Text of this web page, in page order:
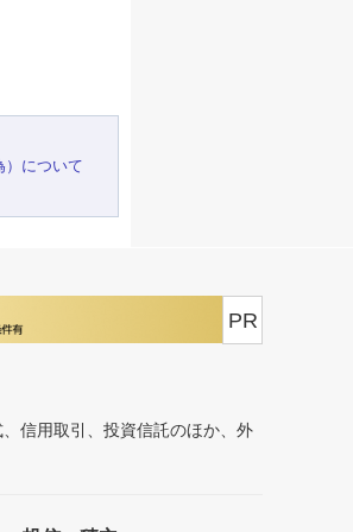
）について
PR
信用取引、投資信託のほか、外